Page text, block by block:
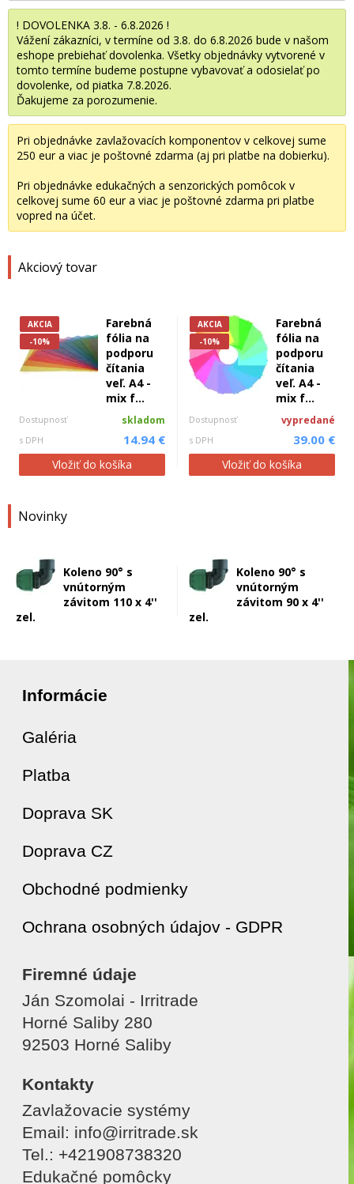
! DOVOLENKA 3.8. - 6.8.2026 !
Vážení zákazníci, v termíne od 3.8. do 6.8.2026 bude v našom
eshope prebiehať dovolenka. Všetky objednávky vytvorené v
tomto termíne budeme postupne vybavovať a odosielať po
dovolenke, od piatka 7.8.2026.
Ďakujeme za porozumenie.
Pri objednávke zavlažovacích komponentov v celkovej sume
250 eur a viac je poštovné zdarma (aj pri platbe na dobierku).
Pri objednávke edukačných a senzorických pomôcok v
celkovej sume 60 eur a viac je poštovné zdarma pri platbe
vopred na účet.
Akciový tovar
AKCIA
-10%
Farebná
fólia na
podporu
čítania
veľ. A4 -
mix f...
Dostupnosť skladom
s DPH 14.94 €
Vložiť do košíka
AKCIA
-10%
Farebná
fólia na
podporu
čítania
veľ. A4 -
mix f...
Dostupnosť vypredané
s DPH 39.00 €
Vložiť do košíka
Novinky
Koleno 90° s
vnútorným
závitom 110 x 4''
zel.
Koleno 90° s
vnútorným
závitom 90 x 4''
zel.
Informácie
Galéria
Platba
Doprava SK
Doprava CZ
Obchodné podmienky
Ochrana osobných údajov - GDPR
Firemné údaje
Ján Szomolai - Irritrade
Horné Saliby 280
92503 Horné Saliby
Kontakty
Zavlažovacie systémy
Email: info@irritrade.sk
Tel.: +421908738320
Edukačné pomôcky